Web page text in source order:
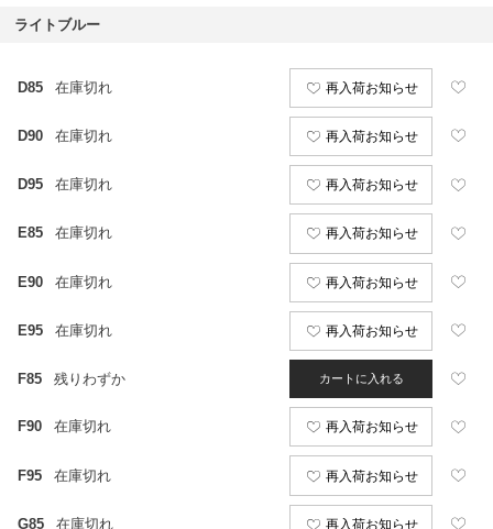
ライトブルー
D85 在庫切れ 再入荷お知らせ
D90 在庫切れ 再入荷お知らせ
D95 在庫切れ 再入荷お知らせ
E85 在庫切れ 再入荷お知らせ
E90 在庫切れ 再入荷お知らせ
E95 在庫切れ 再入荷お知らせ
F85 残りわずか カートに入れる
F90 在庫切れ 再入荷お知らせ
F95 在庫切れ 再入荷お知らせ
G85 在庫切れ 再入荷お知らせ